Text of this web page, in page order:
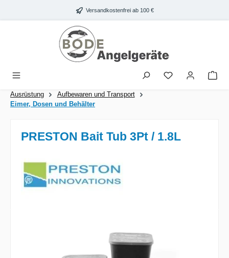
Zum Hauptinhalt springen Versandkostenfrei ab 100 €
Ausrüstung
Aufbewaren und Transport
Eimer, Dosen und Behälter
PRESTON Bait Tub 3Pt / 1.8L